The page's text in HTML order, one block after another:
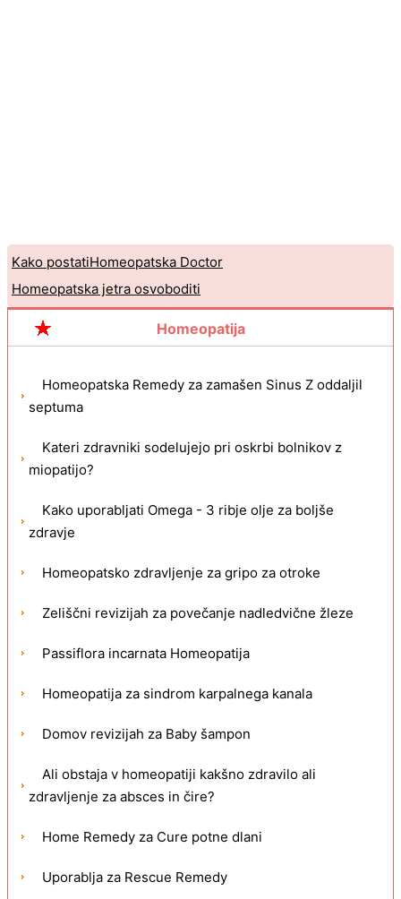
Kako postatiHomeopatska Doctor
Homeopatska jetra osvoboditi
Homeopatija
Homeopatska Remedy za zamašen Sinus Z oddaljil
septuma
Kateri zdravniki sodelujejo pri oskrbi bolnikov z
miopatijo?
Kako uporabljati Omega - 3 ribje olje za boljše
zdravje
Homeopatsko zdravljenje za gripo za otroke
Zeliščni revizijah za povečanje nadledvične žleze
Passiflora incarnata Homeopatija
Homeopatija za sindrom karpalnega kanala
Domov revizijah za Baby šampon
Ali obstaja v homeopatiji kakšno zdravilo ali
zdravljenje za absces in čire?
Home Remedy za Cure potne dlani
Uporablja za Rescue Remedy